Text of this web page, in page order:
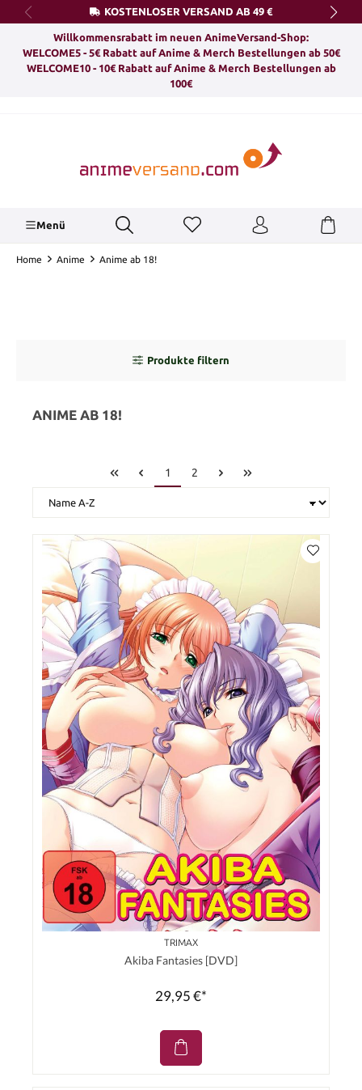
springen KOSTENLOSER VERSAND AB 49 €
Willkommensrabatt im neuen AnimeVersand-Shop:
WELCOME5 - 5€ Rabatt auf Anime & Merch Bestellungen ab 50€
WELCOME10 - 10€ Rabatt auf Anime & Merch Bestellungen ab
100€
Menü
Home Anime Anime ab 18!
Produkte filtern
ANIME AB 18!
1 2
TRIMAX
Akiba Fantasies [DVD]
29,95 €*